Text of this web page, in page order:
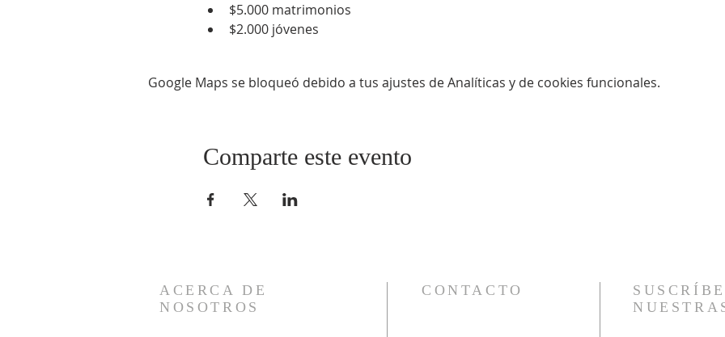
$5.000 matrimonios
$2.000 jóvenes
Google Maps se bloqueó debido a tus ajustes de Analíticas y de cookies funcionales.
Comparte este evento
ACERCA DE
NOSOTROS
CONTACTO